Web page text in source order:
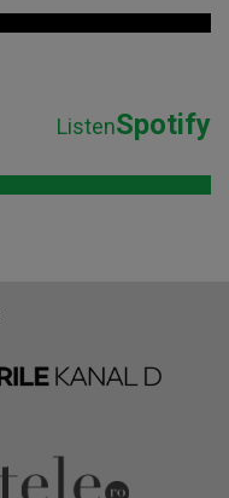
ListenSpotify